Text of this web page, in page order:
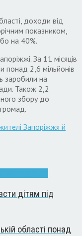
доходи від
показником,
на 40%.
За 11 місяців
понад 2,6 мільйонів
заробили на
Також 2,2
збору до
Запоріжжя й
дітям під
області понад